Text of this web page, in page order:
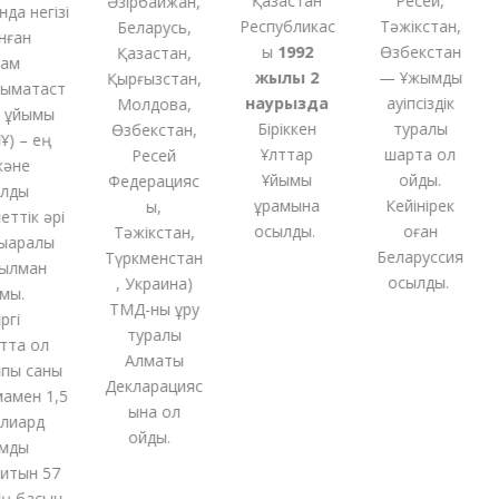
негізі
ең
әрі
ол
саны
1,5
57
Беларусь,
Қазақстан,
Қырғызстан,
Молдова,
Өзбекстан,
Ресей
Федерацияс
Тәжікстан,
Түркменстан
Украина)
ТМД-нықұру
туралы
Алматы
Декларацияс
ына қол
қойды.
Республикас
1992
жылы 2
наурызда
Біріккен
Ұлттар
Ұйымы
құрамына
қосылды.
Тәжікстан,
Өзбекстан
— Ұжымдық
қауіпсіздік
туралы
шартқа қол
қойды.
Кейінірек
оған
Беларуссия
қосылды.